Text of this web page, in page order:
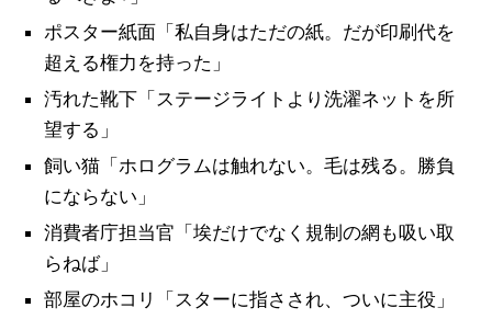
ポスター紙面「私自身はただの紙。だが印刷代を
超える権力を持った」
汚れた靴下「ステージライトより洗濯ネットを所
望する」
飼い猫「ホログラムは触れない。毛は残る。勝負
にならない」
消費者庁担当官「埃だけでなく規制の網も吸い取
らねば」
部屋のホコリ「スターに指さされ、ついに主役」